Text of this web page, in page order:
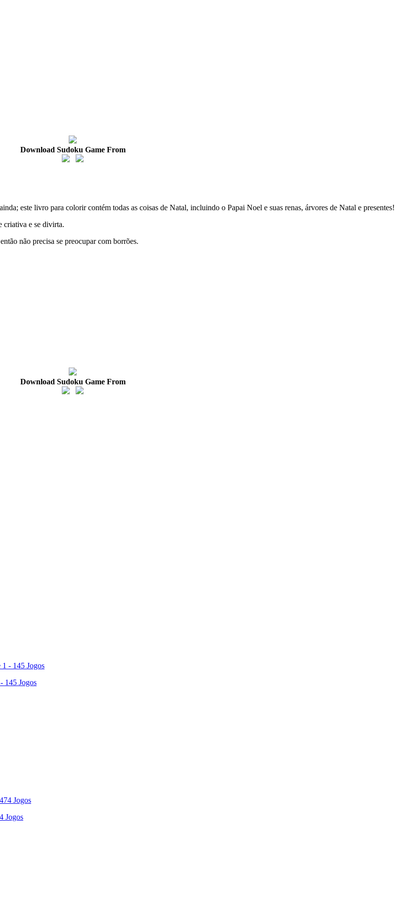
Download Sudoku Game From
este livro para colorir contém todas as coisas de Natal, incluindo o Papai Noel e suas renas, árvores de Natal e presentes!
criativa e se divirta.
não precisa se preocupar com borrões.
Download Sudoku Game From
145 Jogos
Jogos